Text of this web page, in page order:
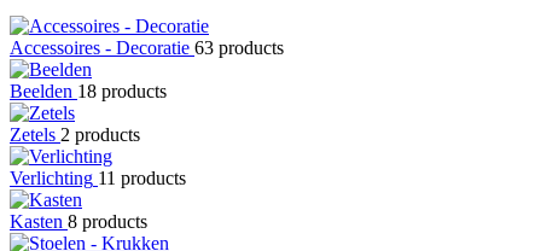
Accessoires - Decoratie 63 products
Beelden 18 products
Zetels 2 products
Verlichting 11 products
Kasten 8 products